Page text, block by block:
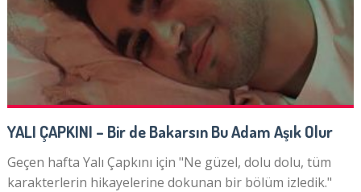
YALI ÇAPKINI – Bir de Bakarsın Bu Adam Aşık Olur
Geçen hafta Yalı Çapkını için "Ne güzel, dolu dolu, tüm
karakterlerin hikayelerine dokunan bir bölüm izledik."